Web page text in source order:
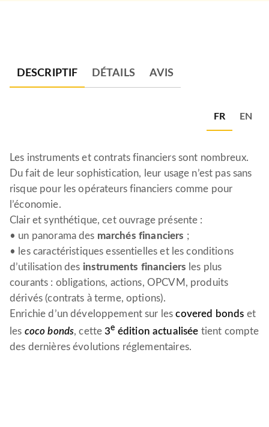
DESCRIPTIF DÉTAILS AVIS
FR EN
Les instruments et contrats financiers sont nombreux.
Du fait de leur sophistication, leur usage n’est pas sans
risque pour les opérateurs financiers comme pour
l’économie.
Clair et synthétique, cet ouvrage présente :
• un panorama des marchés financiers ;
• les caractéristiques essentielles et les conditions
d’utilisation des instruments financiers les plus
courants : obligations, actions, OPCVM, produits
dérivés (contrats à terme, options).
Enrichie d’un développement sur lescovered bonds et
les coco bonds, cette3e édition actualisée tient compte
des dernières évolutions réglementaires.